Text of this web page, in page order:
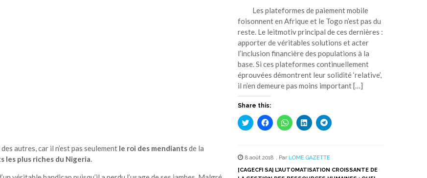
autres, car il n’est pas seulement le roi des mendiantsde la
les plus riches du Nigeria.
Les plateformes de paiement mobile
foisonnent en Afrique et le Togo n’est pas du
reste. Le leitmotiv principal de ces dernières :
apporter de véritables solutions et acter
l’inclusion financière des populations à la
base. Si ces plateformes continuellement
éprouvées démontrent leur solidité ‘relative’,
il n’en demeure pas moins important […]
Share this:
Cliquez
pour
une
nouvelle
fenêtre)
Cliquez
pour
une
nouvelle
fenêtre)
Cliquez
pour
une
nouvelle
fenêtre)
Cliquez
pour
une
nouvelle
fenêtre)
Cliquez
pour
une
nouvelle
fenêtre)
8 août 2018 , Par LOME GAZETTE
[CAGECFI SA] L’AUTOMATISATION CROISSANTE DE